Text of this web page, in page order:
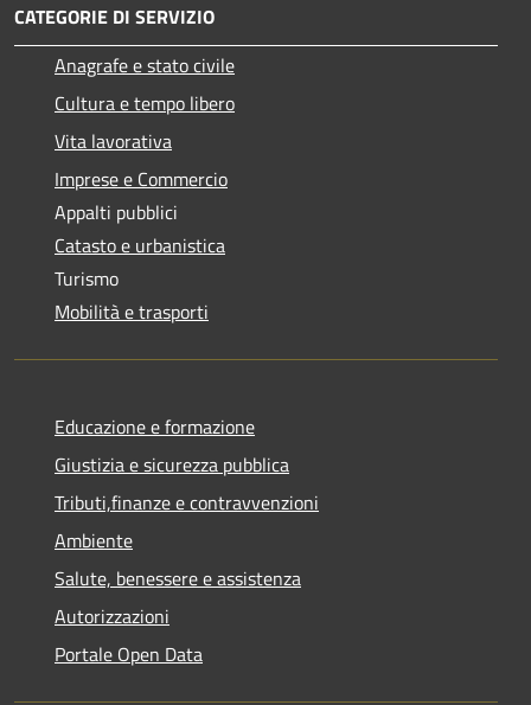
CATEGORIE DI SERVIZIO
Anagrafe e stato civile
Cultura e tempo libero
Vita lavorativa
Imprese e Commercio
Appalti pubblici
Catasto e urbanistica
Turismo
Mobilità e trasporti
Educazione e formazione
Giustizia e sicurezza pubblica
Tributi,finanze e contravvenzioni
Ambiente
Salute, benessere e assistenza
Autorizzazioni
Portale Open Data